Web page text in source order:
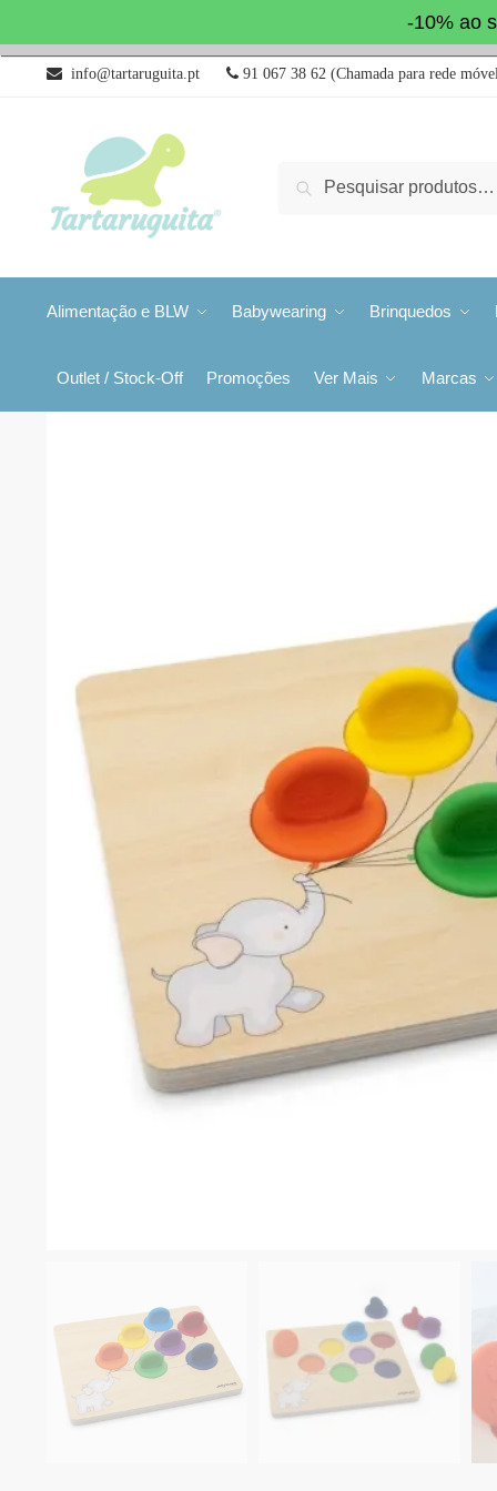
-10% ao
info@tartaruguita.pt 91 067 38 62 (Chamada para rede
Pesquisa
Alimentação e BLW Babywearing Brinquedos
Outlet / Stock-Off Promoções Ver Mais Marcas